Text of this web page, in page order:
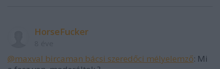
HorseFucker
@maxval bircaman bácsi szeredőci mélyelemző: Mi